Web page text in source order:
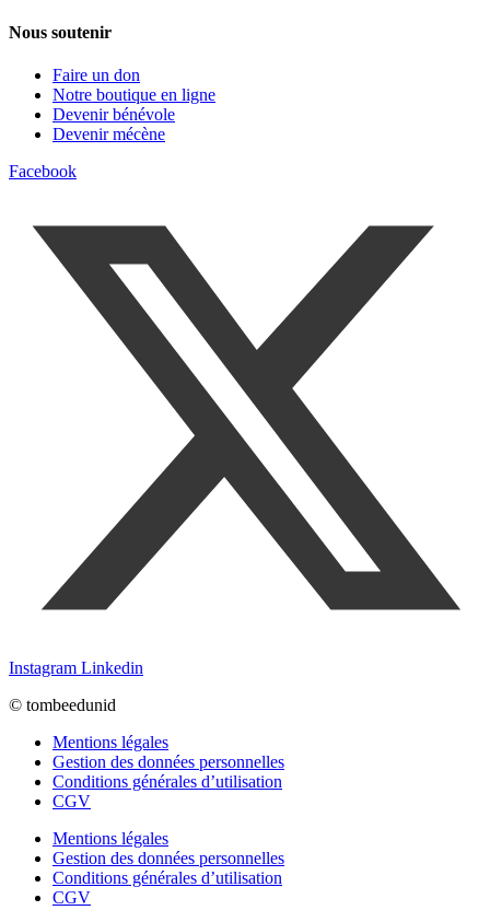
Nous soutenir
Faire un don
Notre boutique en ligne
Devenir bénévole
Devenir mécène
Facebook
Instagram Linkedin
© tombeedunid
Mentions légales
Gestion des données personnelles
Conditions générales d’utilisation
CGV
Mentions légales
Gestion des données personnelles
Conditions générales d’utilisation
CGV